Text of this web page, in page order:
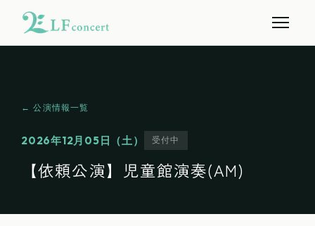
← 公演情報一覧
2026年12月05日（土） 受付中
【依頼公演】児童館演奏(AM)